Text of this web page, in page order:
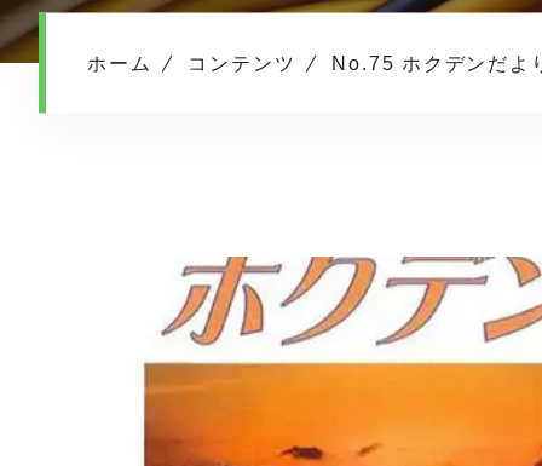
ホーム コンテンツ No.75 ホクデンだよ